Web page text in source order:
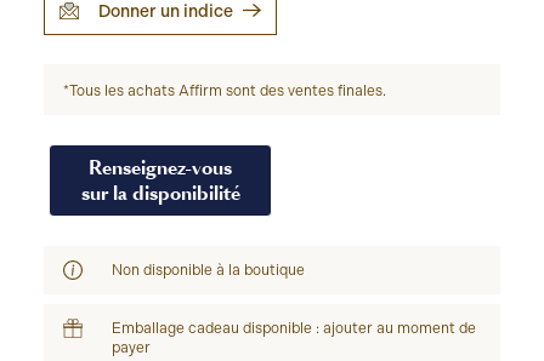
Donner un indice
*Tous les achats Affirm sont des ventes finales.
Renseignez-vous
sur la disponibilité
Non disponible à la boutique
Emballage cadeau disponible : ajouter au moment de
payer